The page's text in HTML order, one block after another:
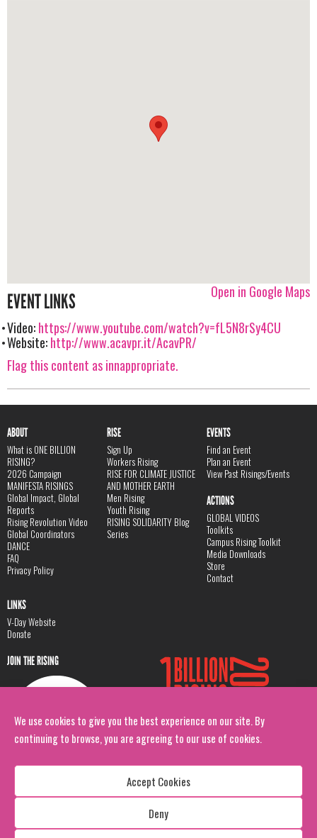
We use cookies to give you the best experience on our site. By
continuing to browse, you are agreeing to our use of cookies.
Accept Cookies
Deny
Open in Google Maps
EVENT LINKS
Video:https://www.youtube.com/watch?v=fL5N8rSy4CU
Website:http://www.acavpr.it/AcavPR/
Flag this content as innappropriate.
ABOUT
What is ONE BILLION
RISING?
2026 Campaign
MANIFESTA RISINGS
Global Impact, Global
Reports
Rising Revolution Video
Global Coordinators
DANCE
FAQ
Privacy Policy
RISE
Sign Up
Workers Rising
RISE FOR CLIMATE JUSTICE
AND MOTHER EARTH
Men Rising
Youth Rising
RISING SOLIDARITY Blog
Series
EVENTS
Find an Event
Plan an Event
View Past Risings/Events
ACTIONS
GLOBAL VIDEOS
Toolkits
Campus Rising Toolkit
Media Downloads
Store
Contact
LINKS
V-Day Website
Donate
JOIN THE RISING
Copyright: 1 Billion Rising